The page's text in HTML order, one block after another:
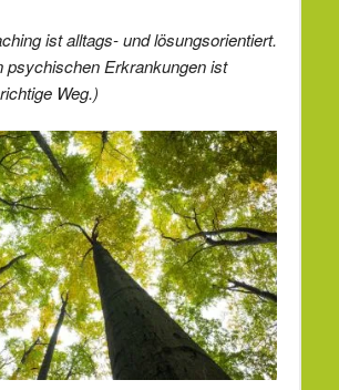
ist alltags- und lösungsorientiert.
psychischen Erkrankungen ist
Weg.)